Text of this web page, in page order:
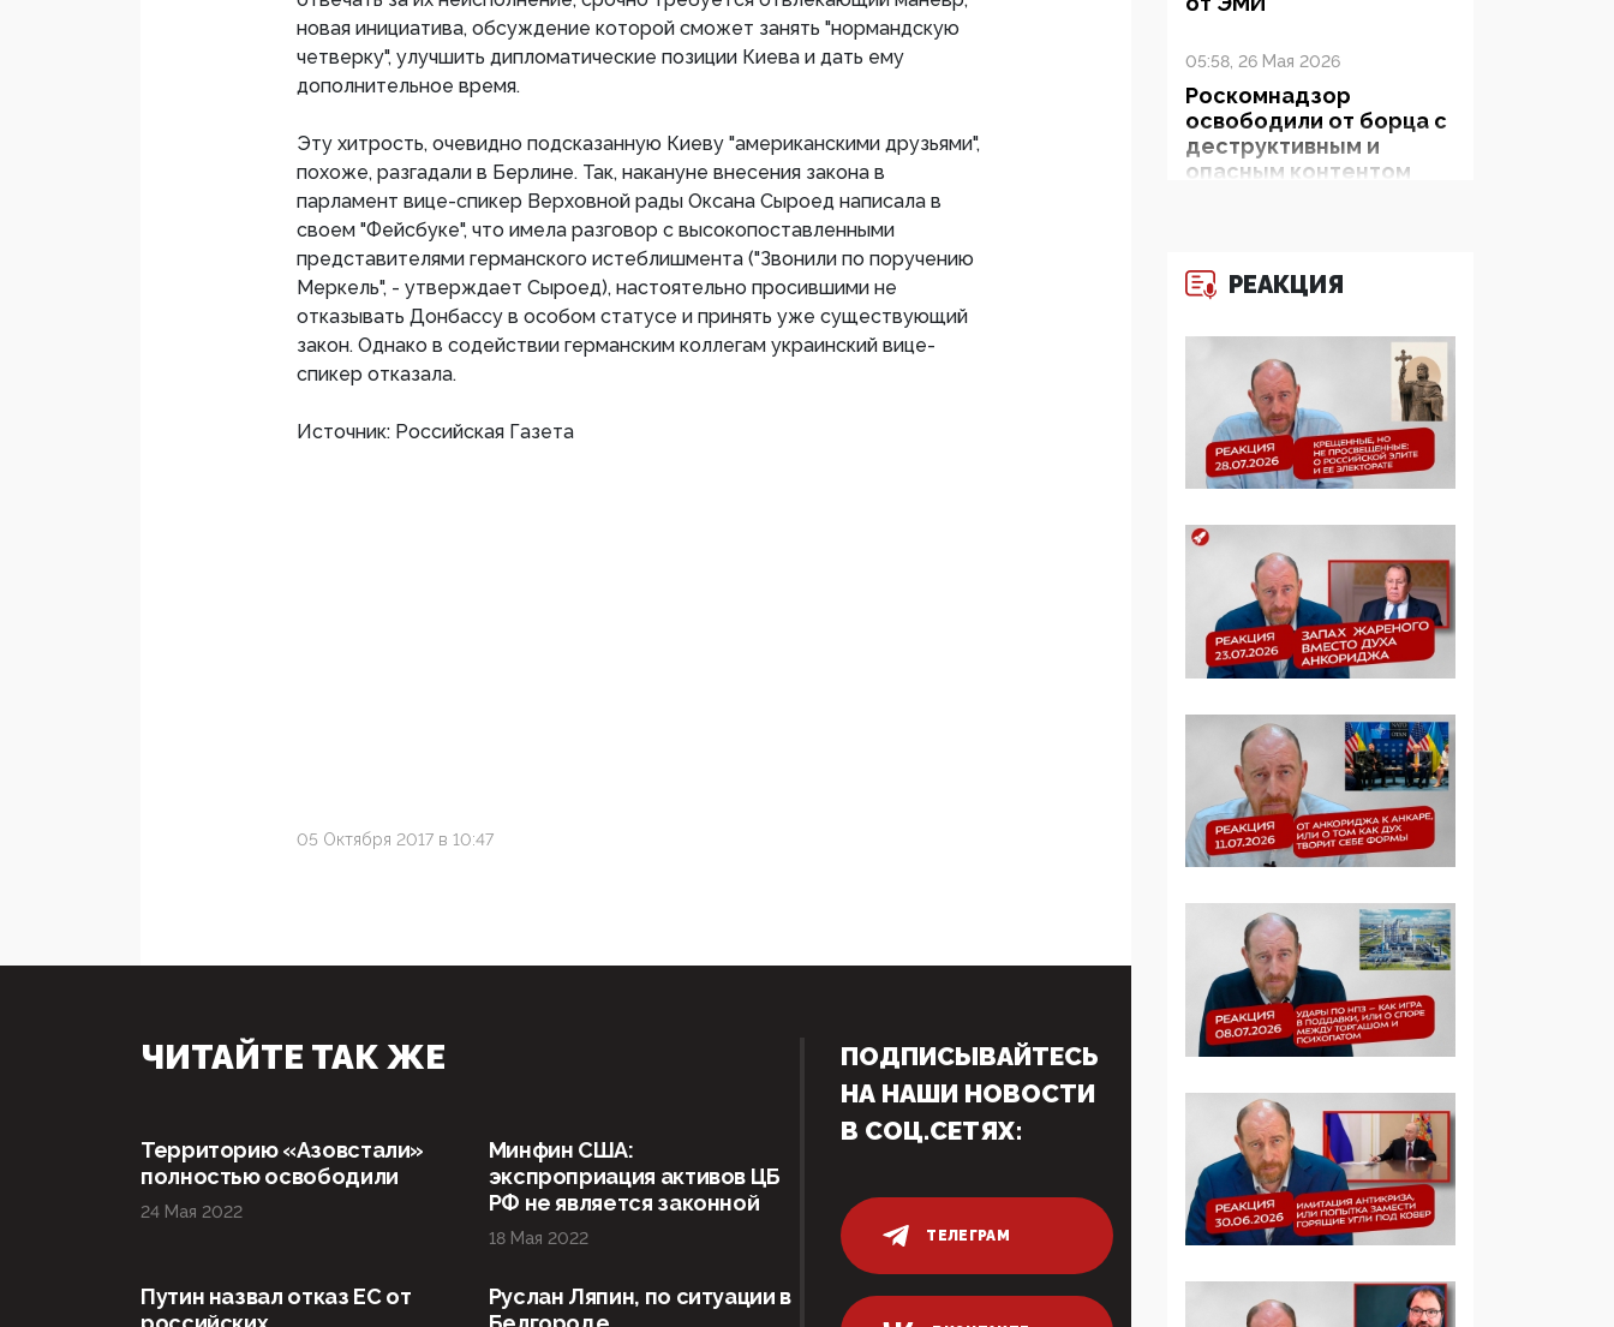
новая инициатива, обсуждение которой сможет занять "нормандскую
четверку", улучшить дипломатические позиции Киева и дать ему
дополнительное время.
Эту хитрость, очевидно подсказанную Киеву "американскими друзьями",
похоже, разгадали в Берлине. Так, накануне внесения закона в
парламент вице-спикер Верховной рады Оксана Сыроед написала в
своем "Фейсбуке", что имела разговор с высокопоставленными
представителями германского истеблишмента ("Звонили по поручению
Меркель", - утверждает Сыроед), настоятельно просившими не
отказывать Донбассу в особом статусе и принять уже существующий
закон. Однако в содействии германским коллегам украинский вице-
спикер отказала.
Источник: Российская Газета
05 Октября 2017 в 10:47
05:58, 26 Мая 2026
Роскомнадзор
освободили от борца с
деструктивным и
опасным контентом
Манифест против
семьи и традиционных
люди» поднимают
электорат феминисток
на битву с
мужчинами-«бабуинам
и»
Эзотерика,
инфоцыганство и
лженаука под ширмой
защиты традиционных
ценностей: кто и с чем
выступал на форуме
«Россия 809. Традиции
будущего»
09:40, 06 Мая 2026
Симулякр патриотизма
и благолепия:
профилактика негатива
отдана на откуп
«движперам»
03:35, 25 Апреля 2026
120 лет
парламентаризма: как
народовластия
превратился в «чего
изволите» для
Правительства и АП
06:29, 15 Апреля 2026
России – пионер
жесткого внедрения
РЕАКЦИЯ
ЧИТАЙТЕ ТАК ЖЕ
Территорию «Азовстали»
полностью освободили
24 Мая 2022
Минфин США:
экспроприация активов ЦБ
РФ не является законной
18 Мая 2022
Путин назвал отказ ЕС от
Руслан Ляпин, по ситуации в
ПОДПИСЫВАЙТЕСЬ
НА НАШИ НОВОСТИ
В СОЦ.СЕТЯХ:
ТЕЛЕГРАМ